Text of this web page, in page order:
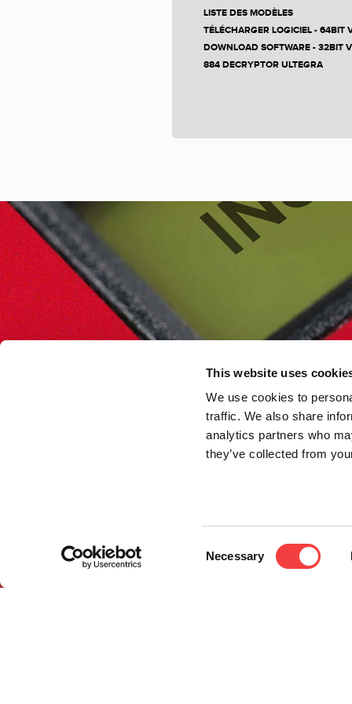
This website uses
We use cookies to
traffic. We also share
analytics partners who
they’ve collected from
Necessary
LISTE DES MODÈLES
TÉLÉCHARGER LOGICIEL - 64BIT
DOWNLOAD SOFTWARE - 32BIT
884 DECRYPTOR ULTEGRA